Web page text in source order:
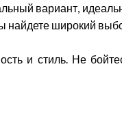
вариант,
найдете широкий
и стиль. Не